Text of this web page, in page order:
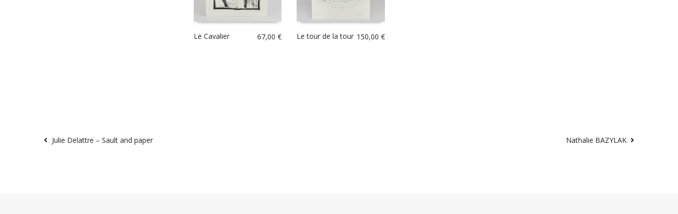
Le Cavalier 67,00€ Le tour de la tour 150,00 €
Julie Delattre – Sault and paper Nathalie BAZYLAK